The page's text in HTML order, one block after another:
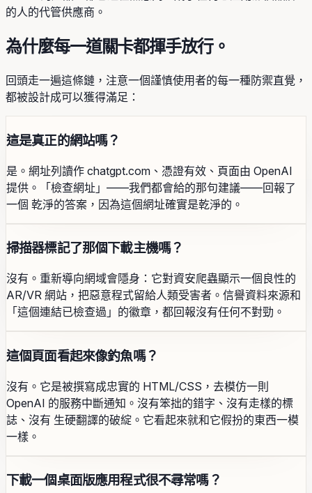
的人的代管供應商。
為什麼每一道關卡都揮手放行。
回頭走一遍這條鏈，注意一個謹慎使用者的每一種防禦直覺，
都被設計成可以獲得滿足：
這是真正的網站嗎？
是。網址列讀作 chatgpt.com、憑證有效、頁面由 OpenAI
提供。「檢查網址」——我們都會給的那句建議——回報了
一個 乾淨的答案，因為這個網址確實是乾淨的。
掃描器標記了那個下載主機嗎？
沒有。重新導向網域會隱身：它對資安爬蟲顯示一個良性的
AR/VR 網站，把惡意程式留給人類受害者。信譽資料來源和
「這個連結已檢查過」的徽章，都回報沒有任何不對勁。
這個頁面看起來像釣魚嗎？
沒有。它是被撰寫成忠實的 HTML/CSS，去模仿一則
OpenAI 的服務中斷通知。沒有笨拙的錯字、沒有走樣的標
誌、沒有 生硬翻譯的破綻。它看起來就和它假扮的東西一模
一樣。
下載一個桌面版應用程式很不尋常嗎？